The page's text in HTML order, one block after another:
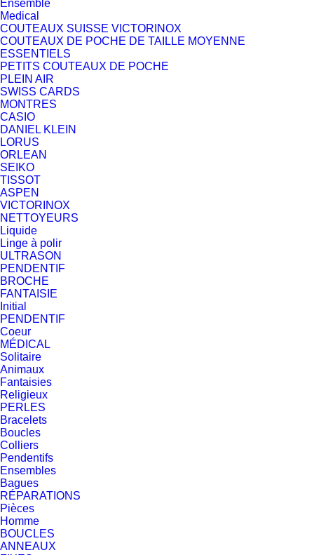
Ensemble
Medical
COUTEAUX SUISSE VICTORINOX
COUTEAUX DE POCHE DE TAILLE MOYENNE
ESSENTIELS
PETITS COUTEAUX DE POCHE
PLEIN AIR
SWISS CARDS
MONTRES
CASIO
DANIEL KLEIN
LORUS
ORLEAN
SEIKO
TISSOT
ASPEN
VICTORINOX
NETTOYEURS
Liquide
Linge à polir
ULTRASON
PENDENTIF
BROCHE
FANTAISIE
Initial
PENDENTIF
Coeur
MÉDICAL
Solitaire
Animaux
Fantaisies
Religieux
PERLES
Bracelets
Boucles
Colliers
Pendentifs
Ensembles
Bagues
RÉPARATIONS
Pièces
Homme
BOUCLES
ANNEAUX